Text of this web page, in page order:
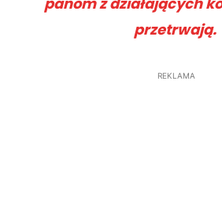
przetrwają.
REKLAMA